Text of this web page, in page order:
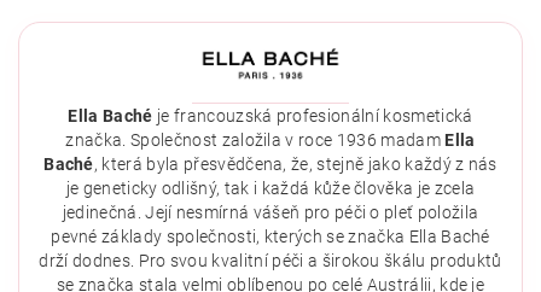
Ella Baché je francouzská profesionální kosmetická
značka. Společnost založila v roce 1936 madam Ella
Baché, která byla přesvědčena, že, stejně jako každý z nás
je geneticky odlišný, tak i každá kůže člověka je zcela
jedinečná. Její nesmírná vášeň pro péči o pleť položila
pevné základy společnosti, kterých se značka Ella Baché
drží dodnes. Pro svou kvalitní péči a širokou škálu produktů
se značka stala velmi oblíbenou po celé Austrálii, kde je